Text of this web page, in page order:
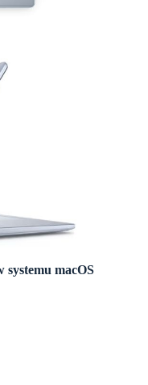
systemu macOS